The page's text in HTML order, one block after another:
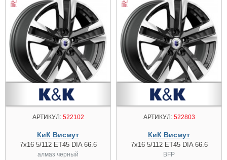
АРТИКУЛ:522102
КиК Висмут
7x16 5/112 ET45 DIA 66.6
алмаз чeрный
АРТИКУЛ:522803
КиК Висмут
7x16 5/112 ET45 DIA 66.6
BFP